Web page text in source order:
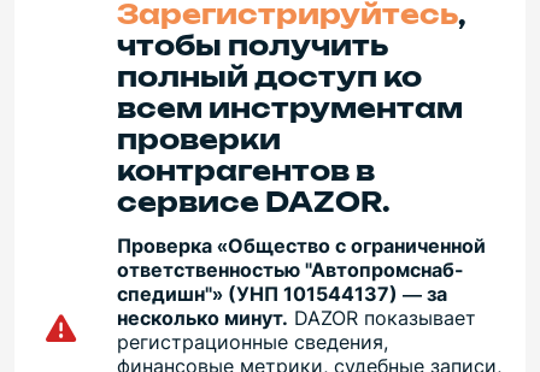
Зарегистрируйтесь,
чтобы получить
полный доступ ко
всем инструментам
проверки
контрагентов в
сервисе DAZOR.
Проверка «Общество с ограниченной
ответственностью "Автопромснаб-
спедишн"» (УНП 101544137) — за
несколько минут. DAZOR показывает
регистрационные сведения,
финансовые метрики, судебные записи,